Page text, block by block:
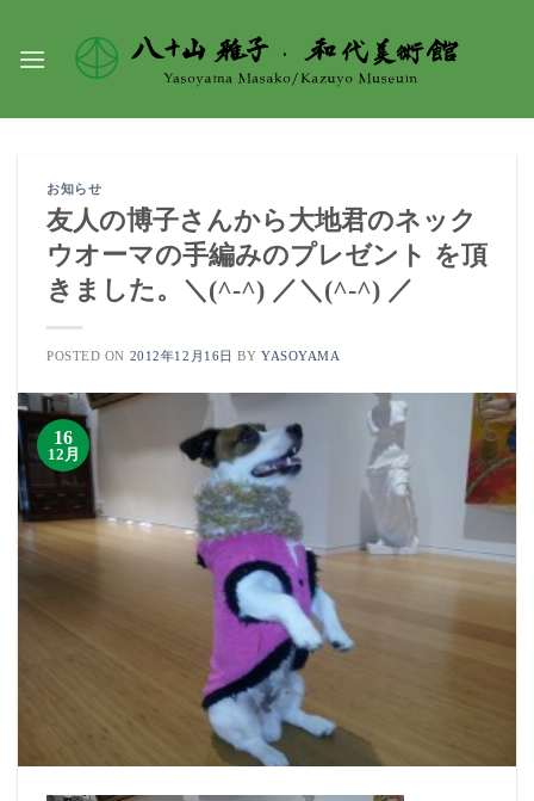
content
お知らせ
友人の博子さんから大地君のネック
ウオーマの手編みのプレゼント を頂
きました。＼(^-^) ／＼(^-^) ／
POSTED ON 2012年12月16日 BYYASOYAMA
16
12月